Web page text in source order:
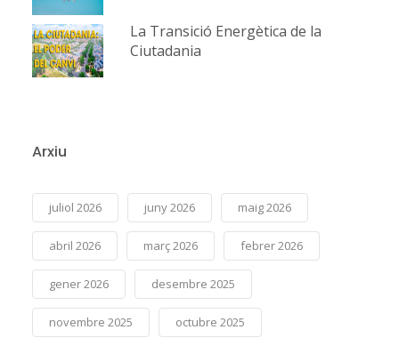
La Transició Energètica de la
Ciutadania
Arxiu
juliol 2026 juny 2026 maig 2026
abril 2026 març 2026 febrer 2026
gener 2026 desembre 2025
novembre 2025 octubre 2025